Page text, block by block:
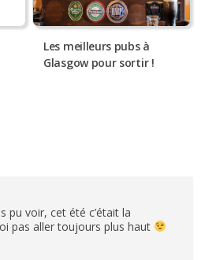
Les meilleurs pubs à
Glasgow pour sortir !
pu voir, cet été c’était la
pas aller toujours plus haut